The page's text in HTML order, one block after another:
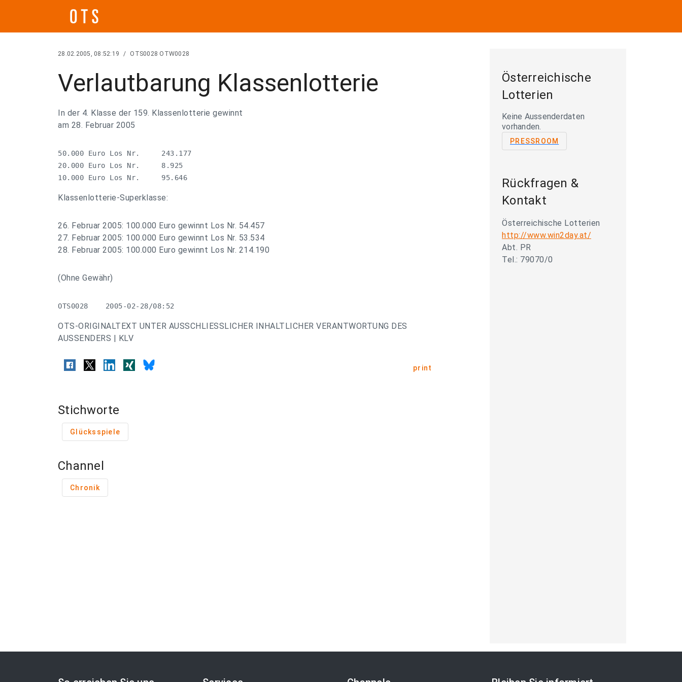
28.02.2005, 08:52:19 / OTS0028 OTW0028
Verlautbarung Klassenlotterie
In der 4. Klasse der 159. Klassenlotterie gewinnt
am 28. Februar 2005
50.000 Euro Los Nr.     243.177
20.000 Euro Los Nr.     8.925
10.000 Euro Los Nr.     95.646
Klassenlotterie-Superklasse:
26. Februar 2005: 100.000 Euro gewinnt Los Nr. 54.457
27. Februar 2005: 100.000 Euro gewinnt Los Nr. 53.534
28. Februar 2005: 100.000 Euro gewinnt Los Nr. 214.190
(Ohne Gewähr)
OTS0028    2005-02-28/08:52
OTS-ORIGINALTEXT UNTER AUSSCHLIESSLICHER INHALTLICHER VERANTWORTUNG DES
AUSSENDERS | KLV
print
Stichworte
Glücksspiele
Channel
Chronik
Österreichische
Lotterien
Keine Aussenderdaten
vorhanden.
PRESSROOM
Rückfragen &
Kontakt
Österreichische Lotterien
http://www.win2day.at/
Abt. PR
Tel.: 79070/0